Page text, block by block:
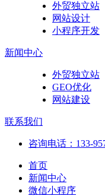
外贸独立站
网站设计
小程序开发
新闻中心
外贸独立站
GEO优化
网站建设
联系我们
咨询电话：133-
首页
新闻中心
微信小程序